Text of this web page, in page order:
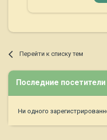
Перейти к списку тем
Последние посетители
Ни одного